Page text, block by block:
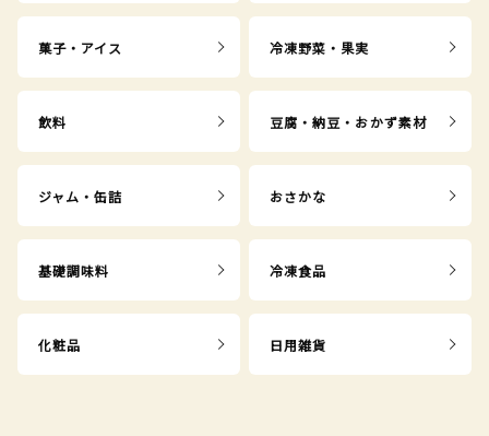
菓子・アイス 冷凍野菜・果実
飲料 豆腐・納豆・おかず素材
ジャム・缶詰 おさかな
基礎調味料 冷凍食品
化粧品 日用雑貨